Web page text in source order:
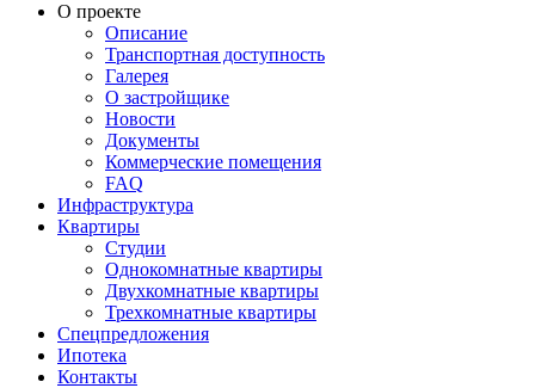
О проекте
Описание
Транспортная доступность
Галерея
О застройщике
Новости
Документы
Коммерческие помещения
FAQ
Инфраструктура
Квартиры
Студии
Однокомнатные квартиры
Двухкомнатные квартиры
Трехкомнатные квартиры
Спецпредложения
Ипотека
Контакты